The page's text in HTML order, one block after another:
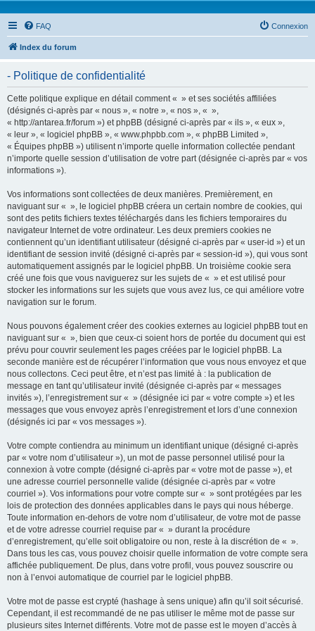
FAQ Connexion
Index du forum
- Politique de confidentialité
Cette politique explique en détail comment « » et ses sociétés affiliées
(désignés ci-après par « nous », « notre », « nos », « »,
« http://antarea.fr/forum ») et phpBB (désigné ci-après par « ils », « eux »,
« leur », « logiciel phpBB », « www.phpbb.com », « phpBB Limited »,
« Équipes phpBB ») utilisent n’importe quelle information collectée pendant
n’importe quelle session d’utilisation de votre part (désignée ci-après par « vos
informations »).
Vos informations sont collectées de deux manières. Premièrement, en
naviguant sur « », le logiciel phpBB créera un certain nombre de cookies, qui
sont des petits fichiers textes téléchargés dans les fichiers temporaires du
navigateur Internet de votre ordinateur. Les deux premiers cookies ne
contiennent qu’un identifiant utilisateur (désigné ci-après par « user-id ») et un
identifiant de session invité (désigné ci-après par « session-id »), qui vous sont
automatiquement assignés par le logiciel phpBB. Un troisième cookie sera
créé une fois que vous naviguerez sur les sujets de « » et est utilisé pour
stocker les informations sur les sujets que vous avez lus, ce qui améliore votre
navigation sur le forum.
Nous pouvons également créer des cookies externes au logiciel phpBB tout en
naviguant sur « », bien que ceux-ci soient hors de portée du document qui est
prévu pour couvrir seulement les pages créées par le logiciel phpBB. La
seconde manière est de récupérer l’information que vous nous envoyez et que
nous collectons. Ceci peut être, et n’est pas limité à : la publication de
message en tant qu’utilisateur invité (désignée ci-après par « messages
invités »), l’enregistrement sur « » (désignée ici par « votre compte ») et les
messages que vous envoyez après l’enregistrement et lors d’une connexion
(désignés ici par « vos messages »).
Votre compte contiendra au minimum un identifiant unique (désigné ci-après
par « votre nom d’utilisateur »), un mot de passe personnel utilisé pour la
connexion à votre compte (désigné ci-après par « votre mot de passe »), et
une adresse courriel personnelle valide (désignée ci-après par « votre
courriel »). Vos informations pour votre compte sur « » sont protégées par les
lois de protection des données applicables dans le pays qui nous héberge.
Toute information en-dehors de votre nom d’utilisateur, de votre mot de passe
et de votre adresse courriel requise par « » durant la procédure
d’enregistrement, qu’elle soit obligatoire ou non, reste à la discrétion de « ».
Dans tous les cas, vous pouvez choisir quelle information de votre compte sera
affichée publiquement. De plus, dans votre profil, vous pouvez souscrire ou
non à l’envoi automatique de courriel par le logiciel phpBB.
Votre mot de passe est crypté (hashage à sens unique) afin qu’il soit sécurisé.
Cependant, il est recommandé de ne pas utiliser le même mot de passe sur
plusieurs sites Internet différents. Votre mot de passe est le moyen d’accès à